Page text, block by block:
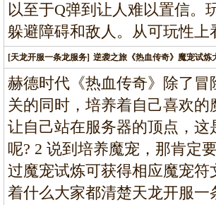
以至于Q弹到让人难以置信。
躲避障碍和敌人。从可玩性
[天龙开服一条龙服务] 逆袭之旅《热血传奇》魔宠试炼
赫德时代《热血传奇》除了
关的同时，培养着自己喜欢
让自己站在服务器的顶点，
呢? 2 说到培养魔宠，那肯定
过魔宠试炼可获得相应魔宠
着什么大家都清楚天龙开服